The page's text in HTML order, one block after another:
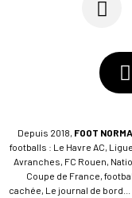
Depuis 2018, FOOT
footballs : Le Havre AC,
Avranches, FC Rouen,
Coupe de France,
cachée, Le journal de